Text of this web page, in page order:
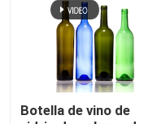
Botella de vino de